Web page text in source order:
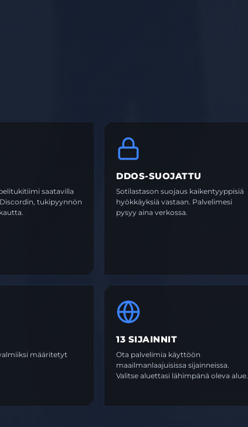
saatavilla
tukipyynnön
DDOS-SUOJATTU
Sotilastason suojaus kaikentyyppisiä
hyökkäyksiä vastaan. Palvelimesi
pysyy aina verkossa.
määritetyt
13 SIJAINNIT
Ota palvelimia käyttöön
maailmanlaajuisissa sijainneissa.
Valitse aluettasi lähimpänä oleva alue.